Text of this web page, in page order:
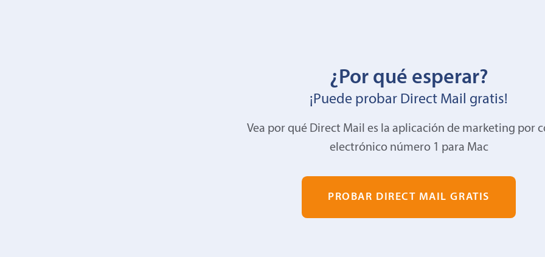
¿Por qué esperar?
¡Puede probar Direct Mail gratis!
Vea por qué Direct Mail es la aplicación de marketing por
electrónico número 1 para Mac
PROBAR DIRECT MAIL GRATIS